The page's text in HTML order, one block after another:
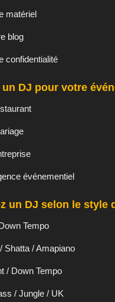
matériel
blog
confidentialité
un DJ pour votre
événementiel
un DJ selon le style
Tempo
Shatta / Amapiano
/ Down Tempo
/ Jungle / UK